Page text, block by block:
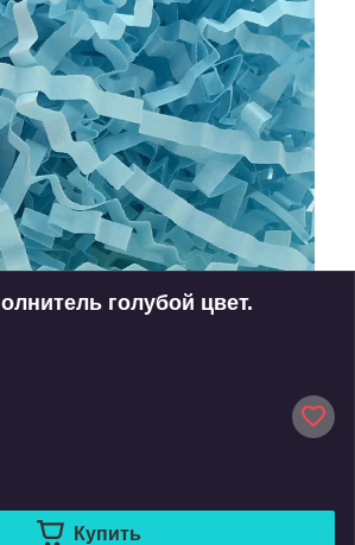
голубой цвет.
Купить